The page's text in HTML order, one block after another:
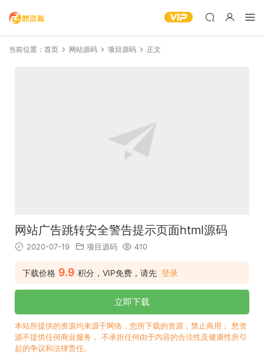
当前位置： 首页 网站源码 项目源码 正文
网站广告跳转安全警告提示页面html源码
2020-07-19 项目源码 410
下载价格 9.9 积分，VIP免费，请先 登录
立即下载
本站所提供的资源均来源于网络，您所下载的资源，禁止商用； 愁资
源不提供任何商业服务， 不承担任何由于内容的合法性及健康性所引
起的争议和法律责任。